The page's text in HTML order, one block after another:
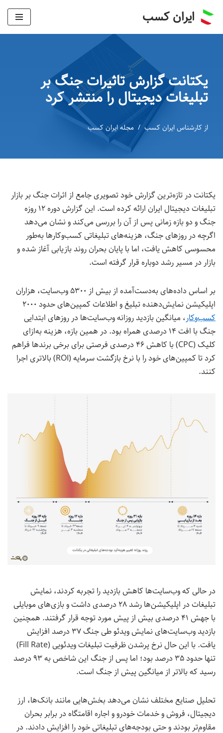
پرش
ایران کسب
یکتانت گزارش تاثیرات جنگ بر
تبلیغات دیجیتال را منتشر کرد
از کارشناس ایران کسب مجله ایران کسب
یکتانت در تازه‌ترین گزارش خود تصویری جامع از اثرات جنگ بر بازار
تبلیغات دیجیتال ایران ارائه کرده است. این گزارش دوره ۱۲ روزه
جنگ و دو بازه زمانی پس از آن را بررسی می‌کند و نشان می‌دهد
اگرچه در روزهای جنگ، هزینه‌های تبلیغاتی کسب‌وکارها به‌طور
محسوسی کاهش یافت، اما با پایان بحران روند بازیابی آغاز شده و
بازار در مسیر رشد دوباره قرار گرفته است.
بر اساس داده‌های به‌دست‌آمده از بیش از ۵۳۰۰ وب‌سایت، هزاران
اپلیکیشن نمایش‌دهنده تبلیغ و اطلاعات کمپین‌های حدود ۲۰۰۰
کسب‌وکار، میانگین بازدید روزانه وب‌سایت‌ها در روزهای ابتدایی
جنگ با افت ۱۴ درصدی همراه بود. در همین بازه، هزینه به‌ازای
کلیک (CPC) با کاهش ۴۶ درصدی فرصتی برای برخی برندها فراهم
کرد تا کمپین‌های خود را با نرخ بازگشت سرمایه (ROI) بالاتری اجرا
کنند.
در حالی که وب‌سایت‌ها کاهش بازدید را تجربه کردند، نمایش
تبلیغات در اپلیکیشن‌ها رشد ۲۸ درصدی داشت و بازی‌های موبایلی
با جهش ۴۱ درصدی بیش از پیش مورد توجه قرار گرفتند. همچنین
بازدید وب‌سایت‌های نمایش ویدئو طی جنگ ۳۷ درصد افزایش
یافت. با این حال نرخ پرشدن ظرفیت تبلیغات ویدئویی (Fill Rate)
تنها حدود ۳۵ درصد بود؛ اما پس از جنگ این شاخص به ۹۳ درصد
رسید که بالاتر از میانگین پیش از جنگ است.
تحلیل صنایع مختلف نشان می‌دهد بخش‌هایی مانند بانک‌ها، ارز
دیجیتال، فروش و خدمات خودرو و اجاره اقامتگاه در برابر بحران
مقاوم‌تر بودند و حتی بودجه‌های تبلیغاتی خود را افزایش دادند. در